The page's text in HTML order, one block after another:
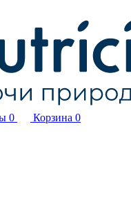
0 Корзина 0